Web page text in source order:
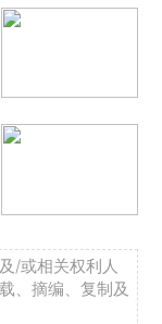
/或相关权利人
、摘编、复制及